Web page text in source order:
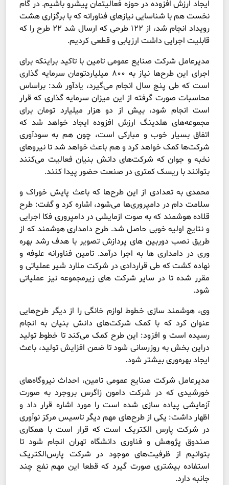
ایجاد ارزش افزوده در حوزه فعالیتمان پیشرو باشیم. در گام
نخست هم با شناسایی نیازهای فناورانه که با برگزاری هشت
رویداد انجام شد، از ۱۲۲ طرحی که ارسال شد ۲۲ طرح را که
قابلیت اجرایی داشت ارزیابی و قطعی کردیم.
مدیرعامل شرکت صنایع عمومی تامین با تاکید براینکه برای
اجرای این طرح‌ها نیاز به ۸۰۰ میلیاردتومان سرمایه گذاری
است که طی پنج سال انجام می‌گیرد، یادآور شد: براساس
محاسبات صورت گرفته از این میزان سرمایه گذاری که قرار
است انجام شود، بیش از دو هزار میلیارد تومان برای
مجموعه‌های هلدینگ ارزش افزوده ایجاد خواهد شد که
اتفاق بسیار خوب و مبارکی است، چون هم به سودآوری
شرکت‌ها کمک خواهد کرد و هم باعث خواهد شد تا نیروهای
نخبه و جوان که شرکت‌های دانش بنیان فعالیت می‌کنند
بتوانند با ریسک کمتری در صنعت حضور پیدا کنند.
محمدی به تعدادی از این طرح‌ها که باعث پایش خوراک و
سلامت دام در دامپروری‌ها می‌شود، اشاره کرد و گفت: طرح
قلاده هوشمند که به صوت ازمایشی در دامپروری فکا اجرایی
و نتایج اولیه خوبی حاصل شد. طرح دامداری هوشمند که از
طریق نصب دوربین های پردازش تصویر با هدف رشد بهره
وری در دامداری ها به اجرا درآمد. تامین فناورانه علوفه و
نهاده کشت که طی قراردادی در شرکت ملارد شیر عملیاتی و
مقرر شده تا در سایر شرکت های زیرمجموعه نیز عملیاتی
شود.
وی، هوشمند سازی خطوط لوازم خانگی را از دیگر طرح‌هایی
عنوان کرد که با کمک شرکت‌های دانش بنیان به انجام
رسیده است و افزود: این طرح کمک می‌کند تا خطوط تولید
دراین بخش به روزرسانی شود تا ضمن افزایش تولید، باعث
ایجاد بهره‌وری بیشتر شود.
مدیرعامل شرکت صنایع عمومی تامین، احداث نیروگاه‌های
خورشیدی که در شرکت دامون زاگرس بروجرد به صورت
آزمایشی پیاده سازی شده است را مورد اشاره قرار داد و
اظهار داشت: یکی از طرح‌های مهم دیگر تاسیس مرکز نوآوری
در شرکت پارس الکتریک است که قرار است با همکاری
صندوق پژوهش و فناوری دانشگاه تهران انجام شود تا
بتوانیم از ظرفیت‌های موجود در شرکت پارس‌الکتریک
استفاده بیشتری صورت گیرد که قطعا این مهم نفع چند
جانبه دارد.